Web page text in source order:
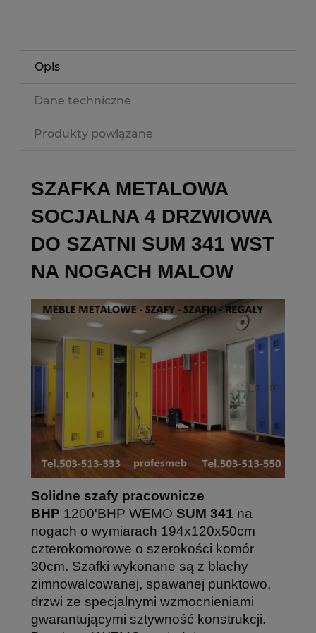
Opis
Dane techniczne
Produkty powiązane
SZAFKA METALOWA
SOCJALNA 4 DRZWIOWA
DO SZATNI SUM 341 WST
NA NOGACH MALOW
Solidne szafy pracownicze
BHP 1200'BHP WEMO SUM 341 na
nogach o wymiarach 194x120x50cm
czterokomorowe o szerokości komór
30cm. Szafki wykonane są z blachy
zimnowalcowanej, spawanej punktowo,
drzwi ze specjalnymi wzmocnieniami
gwarantującymi sztywność konstrukcji.